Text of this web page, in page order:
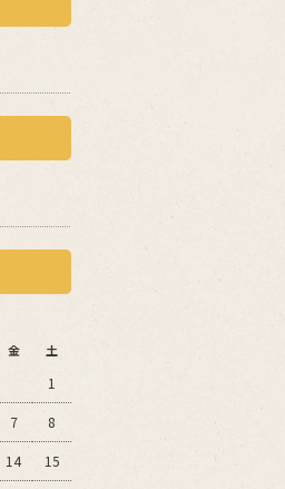
金 土
1
7 8
14 15